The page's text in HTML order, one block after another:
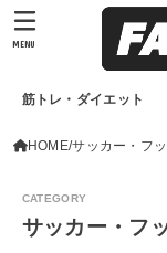
筋トレ・ダイエット
MENU
HOME サッカー・フ
サッカー・フ